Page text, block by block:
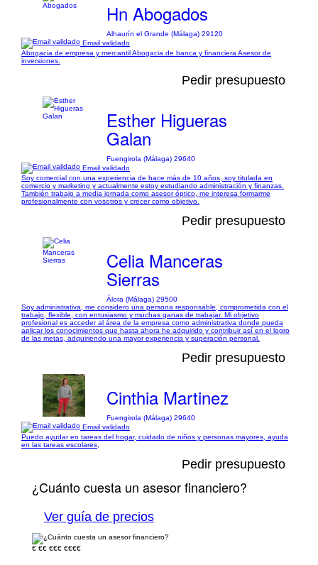
Hn Abogados
Alhaurín el Grande (Málaga) 29120
Email validado
Abogacia de empresa y mercantil Abogacia de banca y financiera Asesor de
inversiones.
Pedir presupuesto
Esther Higueras
Galan
Fuengirola (Málaga) 29640
Email validado
Soy comercial con una experiencia de hace más de 10 años, soy titulada en
comercio y marketing y actualmente estoy estudiando administración y finanzas.
También trabajo a media jornada como asesor óptico, me interesa formarme
profesionalmente con vosotros y crecer como objetivo.
Pedir presupuesto
Celia Manceras
Sierras
Álora (Málaga) 29500
Soy administrativa, me considero una persona responsable, comprometida con el
trabajo, flexible, con entusiasmo y muchas ganas de trabajar. Mi objetivo
profesional es acceder al área de la empresa como administrativa donde pueda
aplicar los conocimientos que hasta ahora he adquirido y contribuir así en el logro
de las metas, adquiriendo una mayor experiencia y superación personal.
Pedir presupuesto
Cinthia Martinez
Fuengirola (Málaga) 29640
Email validado
Puedo ayudar en tareas del hogar, cuidado de niños y personas mayores, ayuda
en las tareas escolares,
Pedir presupuesto
¿Cuánto cuesta un asesor financiero?
Ver guía de precios
€ €€ €€€ €€€€